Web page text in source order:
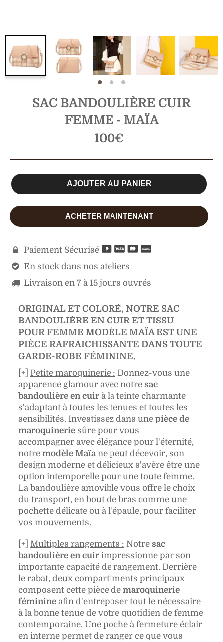
SAC BANDOULIÈRE CUIR
FEMME - MAÏA
Prix
régulier
100€
AJOUTER AU PANIER
ACHETER MAINTENANT
 Paiement Sécurisé
 En stock dans nos ateliers
 Livraison en 7 à 15 jours ouvrés
ORIGINAL ET COLORÉ, NOTRE SAC
BANDOULIÈRE EN CUIR ET TISSU
POUR FEMME MODÈLE MAÏA EST UNE
PIÈCE RAFRAICHISSANTE DANS TOUTE
GARDE-ROBE FÉMININE.
[+] Petite maroquinerie : Donnez-vous une
apparence glamour avec notre sac
bandoulière en cuir à la teinte charmante
s'adaptant à toutes les tenues et toutes les
sensibilités. Investissez dans une pièce de
maroquinerie sûre pour vous
accompagner avec élégance pour l'éternité,
notre modèle Maïane peut décevoir, son
design moderne et délicieux s'avère être une
option intemporelle pour une toute femme.
La bandoulière amovible vous offre le choix
du transport, en bout de bras comme une
pochette délicate ou à l'épaule, pour faciliter
vos mouvements.
[+] Multiples rangements : Notre sac
bandoulière en cuir impressionne par son
importante capacité de rangement. Derrière
le rabat, deux compartiments principaux
composent cette pièce de maroquinerie
féminine afin d'entreposer tout le nécessaire
à la bonne tenue de votre quotidien de femme
contemporaine. Une poche à fermeture éclair
en interne permet de ranger ce que vous